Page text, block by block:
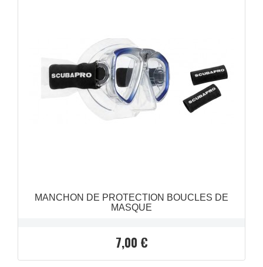
MANCHON DE PROTECTION BOUCLES DE
MASQUE
Prix
7,00 €